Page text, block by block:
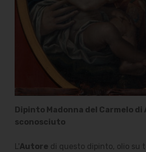
Dipinto Madonna del Carmelo di
sconosciuto
L'Autore di questo dipinto, olio su